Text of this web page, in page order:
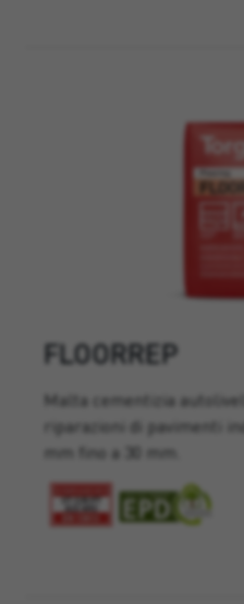
FLOORREP
Malta cementizia
riparazioni di pavimenti
mm fino a 30 mm.